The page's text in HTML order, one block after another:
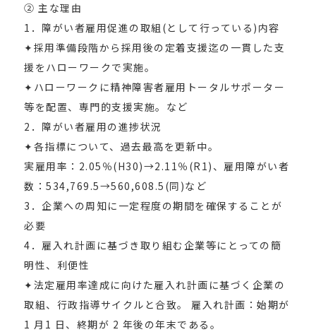
② 主な理由
1．障がい者雇用促進の取組(として行っている)内容
✦採用準備段階から採用後の定着支援迄の一貫した支
援をハローワークで実施。
✦ハローワークに精神障害者雇用トータルサポーター
等を配置、専門的支援実施。など
2．障がい者雇用の進捗状況
✦各指標について、過去最高を更新中。
実雇用率：2.05％(H30)→2.11％(R1)、雇用障がい者
数：534,769.5→560,608.5(同)など
3．企業への周知に一定程度の期間を確保することが
必要
4．雇入れ計画に基づき取り組む企業等にとっての簡
明性、利便性
✦法定雇用率達成に向けた雇入れ計画に基づく企業の
取組、行政指導サイクルと合致。 雇入れ計画：始期が
1 月1 日、終期が 2 年後の年末である。